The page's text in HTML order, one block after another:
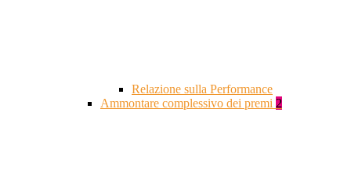
Relazione sulla Performance
Ammontare complessivo dei premi 2